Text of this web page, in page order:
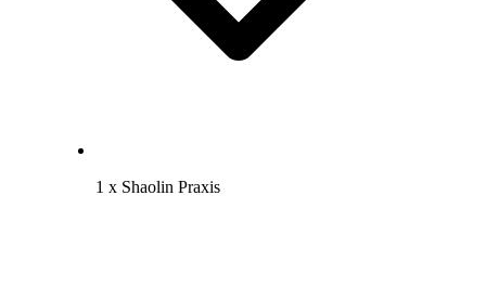
1 x Shaolin Praxis